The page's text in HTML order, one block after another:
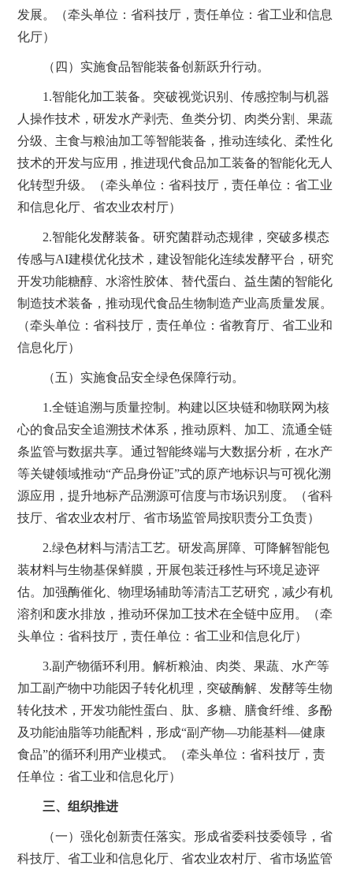
发展。（牵头单位：省科技厅，责任单位：省工业和信息
化厅）
（四）实施食品智能装备创新跃升行动。
1.智能化加工装备。突破视觉识别、传感控制与机器
人操作技术，研发水产剥壳、鱼类分切、肉类分割、果蔬
分级、主食与粮油加工等智能装备，推动连续化、柔性化
技术的开发与应用，推进现代食品加工装备的智能化无人
化转型升级。（牵头单位：省科技厅，责任单位：省工业
和信息化厅、省农业农村厅）
2.智能化发酵装备。研究菌群动态规律，突破多模态
传感与AI建模优化技术，建设智能化连续发酵平台，研究
开发功能糖醇、水溶性胶体、替代蛋白、益生菌的智能化
制造技术装备，推动现代食品生物制造产业高质量发展。
（牵头单位：省科技厅，责任单位：省教育厅、省工业和
信息化厅）
（五）实施食品安全绿色保障行动。
1.全链追溯与质量控制。构建以区块链和物联网为核
心的食品安全追溯技术体系，推动原料、加工、流通全链
条监管与数据共享。通过智能终端与大数据分析，在水产
等关键领域推动“产品身份证”式的原产地标识与可视化溯
源应用，提升地标产品溯源可信度与市场识别度。（省科
技厅、省农业农村厅、省市场监管局按职责分工负责）
2.绿色材料与清洁工艺。研发高屏障、可降解智能包
装材料与生物基保鲜膜，开展包装迁移性与环境足迹评
估。加强酶催化、物理场辅助等清洁工艺研究，减少有机
溶剂和废水排放，推动环保加工技术在全链中应用。（牵
头单位：省科技厅，责任单位：省工业和信息化厅）
3.副产物循环利用。解析粮油、肉类、果蔬、水产等
加工副产物中功能因子转化机理，突破酶解、发酵等生物
转化技术，开发功能性蛋白、肽、多糖、膳食纤维、多酚
及功能油脂等功能配料，形成“副产物—功能基料—健康
食品”的循环利用产业模式。（牵头单位：省科技厅，责
任单位：省工业和信息化厅）
三、组织推进
（一）强化创新责任落实。形成省委科技委领导，省
科技厅、省工业和信息化厅、省农业农村厅、省市场监管